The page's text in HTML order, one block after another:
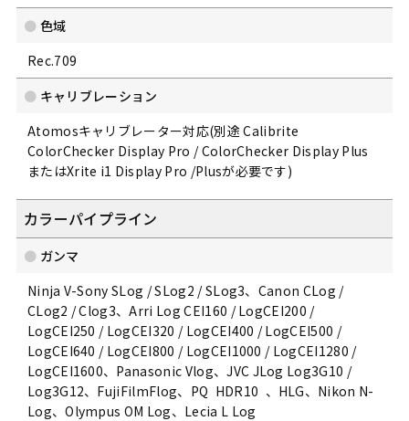
色域
Rec.709
キャリブレーション
Atomosキャリブレーター対応(別途 Calibrite
ColorChecker Display Pro / ColorChecker Display Plus
またはXrite i1 Display Pro /Plusが必要です)
カラーパイプライン
ガンマ
Ninja V-Sony SLog / SLog2 / SLog3、Canon CLog /
CLog2 / Clog3、Arri Log CEI160 / LogCEI200 /
LogCEI250 / LogCEI320 / LogCEI400 / LogCEI500 /
LogCEI640 / LogCEI800 / LogCEI1000 / LogCEI1280 /
LogCEI1600、Panasonic Vlog、JVC JLog Log3G10 /
Log3G12、FujiFilmFlog、PQ HDR10 、HLG、Nikon N-
Log、Olympus OM Log、Lecia L Log